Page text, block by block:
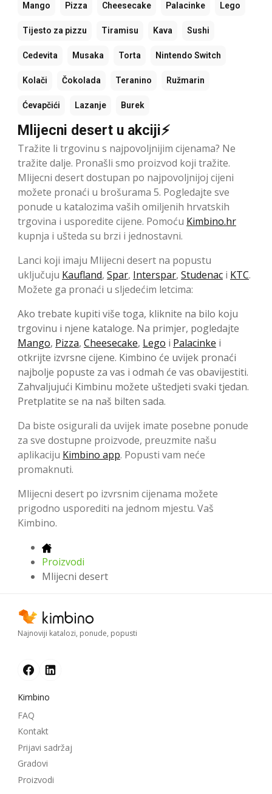
Mango Pizza Cheesecake Palacinke Lego
Tijesto za pizzu Tiramisu Kava Sushi
Cedevita Musaka Torta Nintendo Switch
Kolači Čokolada Teranino Ružmarin
Ćevapčići Lazanje Burek
Mlijecni desert u akciji⚡
Tražite li trgovinu s najpovoljnijim cijenama? Ne
tražite dalje. Pronašli smo proizvod koji tražite.
Mlijecni desert dostupan po najpovoljnijoj cijeni
možete pronaći u brošurama 5. Pogledajte sve
ponude u katalozima vaših omiljenih hrvatskih
trgovina i usporedite cijene. Pomoću Kimbino.hr
kupnja i ušteda su brzi i jednostavni.
Lanci koji imaju Mlijecni desert na popustu
uključuju Kaufland, Spar, Interspar, Studenac i KTC.
Možete ga pronaći u sljedećim letcima:
Ako trebate kupiti više toga, kliknite na bilo koju
trgovinu i njene kataloge. Na primjer, pogledajte
Mango, Pizza, Cheesecake, Lego i Palacinke i
otkrijte izvrsne cijene. Kimbino će uvijek pronaći
najbolje popuste za vas i odmah će vas obavijestiti.
Zahvaljujući Kimbinu možete uštedjeti svaki tjedan.
Pretplatite se na naš bilten sada.
Da biste osigurali da uvijek imate posebne ponude
za sve dostupne proizvode, preuzmite našu
aplikaciju Kimbino app. Popusti vam neće
promaknuti.
Mlijecni desert po izvrsnim cijenama možete
prigodno usporediti na jednom mjestu. Vaš
Kimbino.
Proizvodi
Mlijecni desert
Najnoviji katalozi, ponude, popusti
Kimbino
FAQ
Kontakt
Prijavi sadržaj
Gradovi
Proizvodi